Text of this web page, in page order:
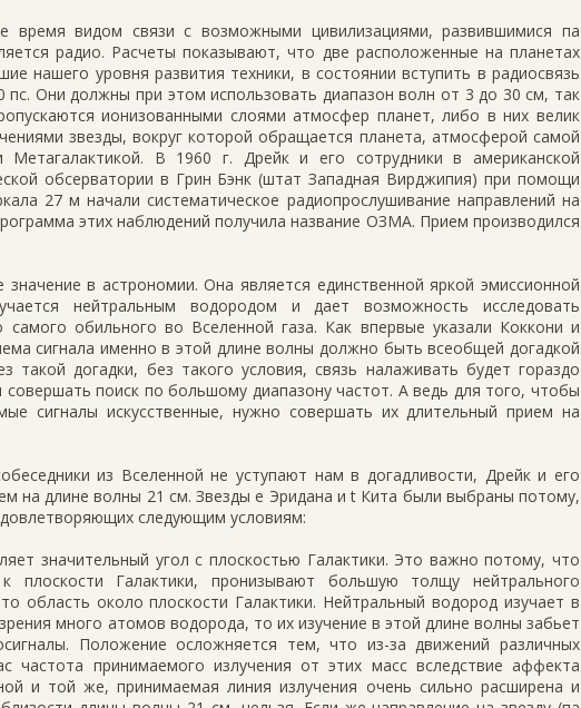
время видом связи с возможными цивилизациями, развившимися па
радио. Расчеты показывают, что две расположенные на планетах
нашего уровня развития техники, в состоянии вступить в радиосвязь
пс. Они должны при этом использовать диапазон волн от 3 до 30 см, так
ионизованными слоями атмосфер планет, либо в них велик
звезды, вокруг которой обращается планета, атмосферой самой
В 1960 г. Дрейк и его сотрудники в американской
обсерватории в Грин Бэнк (штат Западная Вирджипия) при помощи
27 м начали систематическое радиопрослушивание направлений на
этих наблюдений получила название ОЗМА. Прием производился
в астрономии. Она является единственной яркой эмиссионной
нейтральным водородом и дает возможность исследовать
самого обильного во Вселенной газа. Как впервые указали Коккони и
сигнала именно в этой длине волны должно быть всеобщей догадкой
такой догадки, без такого условия, связь налаживать будет гораздо
поиск по большому диапазону частот. А ведь для того, чтобы
сигналы искусственные, нужно совершать их длительный прием на
из Вселенной не уступают нам в догадливости, Дрейк и его
на длине волны 21 см. Звезды e Эридана и t Кита были выбраны потому,
следующим условиям:
значительный угол с плоскостью Галактики. Это важно потому, что
плоскости Галактики, пронизывают большую толщу нейтрального
область около плоскости Галактики. Нейтральный водород изучает в
много атомов водорода, то их изучение в этой длине волны забьет
Положение осложняется тем, что из-за движений различных
принимаемого излучения от этих масс вследствие аффекта
и той же, принимаемая линия излучения очень сильно расширена и